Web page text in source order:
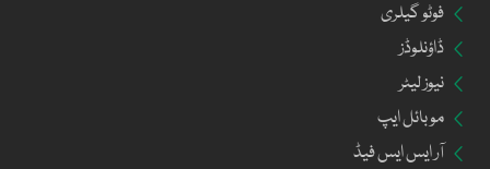
فوٹو گیلری
ڈاؤنلوڈز
نیوز لیٹر
موبائل ایپ
آر ایس ایس فیڈ